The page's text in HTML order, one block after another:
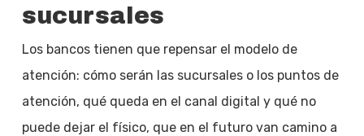
sucursales
Los bancos tienen que repensar el modelo de
atención: cómo serán las sucursales o los puntos de
atención, qué queda en el canal digital y qué no
puede dejar el físico, que en el futuro van camino a